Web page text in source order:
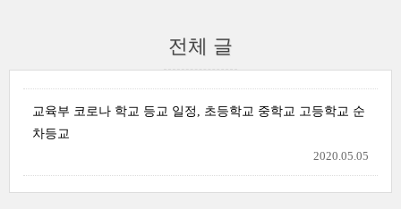
전체 글
교육부 코로나 학교 등교 일정, 초등학교 중학교 고등학교 순
차등교
2020.05.05